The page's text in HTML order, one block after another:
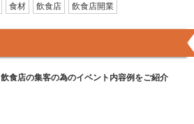
食材 飲食店 飲食店開業
飲食店の集客の為のイベント内容例をご紹介